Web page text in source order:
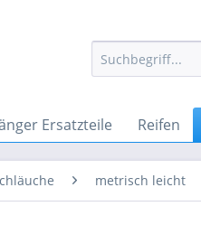
Ersatzteile Reifen
metrisch leicht